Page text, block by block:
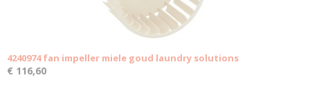
4240974 fan impeller miele goud laundry solutions
€ 116,60